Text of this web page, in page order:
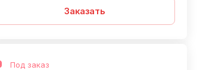
Заказать
Под заказ